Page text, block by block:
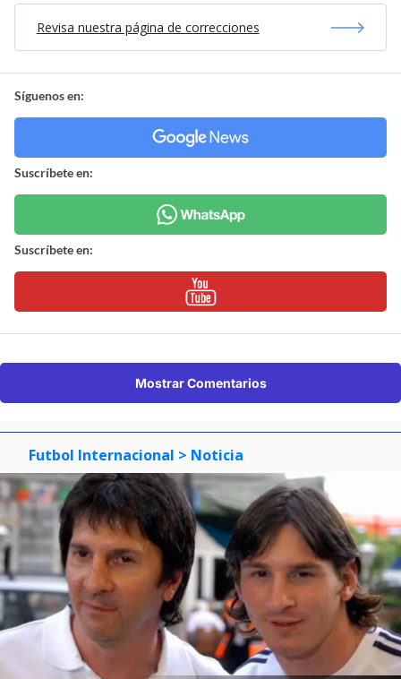
Revisa nuestra página de correcciones
Síguenos en:
Suscríbete en:
Suscríbete en:
Mostrar Comentarios
Futbol Internacional > Noticia